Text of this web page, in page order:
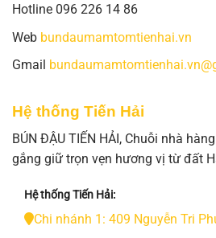
Hotline 096 226 14 86
Web bundaumamtomtienhai.vn
Gmail
Hệ thống Tiến Hải
BÚN ĐẬU TIẾN HẢI, Chuỗi nhà
gắng giữ trọn vẹn hương vị từ đất
Hệ thống Tiến Hải:
Chi nhánh 1: 409 Nguyễn Tri